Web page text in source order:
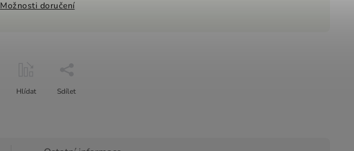
Možnosti doručení
Hlídat Sdílet